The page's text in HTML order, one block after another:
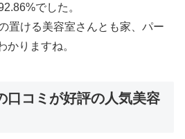
でした。
置ける美容室さんとも家、パー
かりますね。
口コミが好評の人気美容